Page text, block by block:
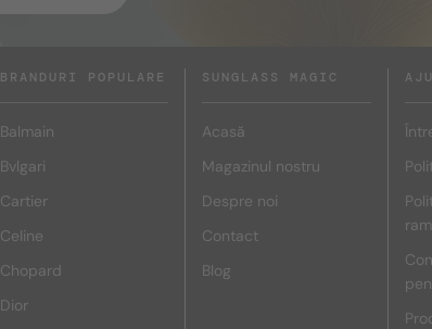
BRANDURI POPULARE
Balmain
Bvlgari
Cartier
Celine
Chopard
Dior
SUNGLASS MAGIC
Acasă
Magazinul nostru
Despre noi
Contact
Blog